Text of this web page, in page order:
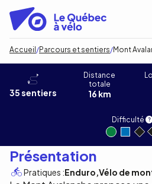
contenu
principal
Fil
d'Ariane
Accueil Parcours et sentiers Mont
Mont Avalanche
35 sentiers
Distance
totale
16 km
Difficulté
Présentation
Pratiques :Enduro Vélo de